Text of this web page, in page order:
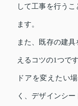
して工事を行う
ます。
また、既存の建
えるコツの1つです
ドアを変えたい
く、デザインシ